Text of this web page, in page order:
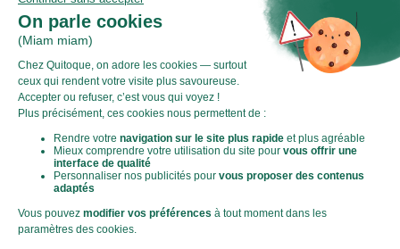
C'est un logo qui vous permet de visualiser l’empreinte
carbone de chaque plat et de faire des choix plus éclairés et
toujours aussi gourmands. Plus d'informations
Télécharger nos applications